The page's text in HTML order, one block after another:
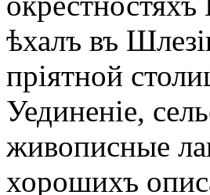
ѣхалъ въ
пріятной
Уединеніе,
живописные
хорошихъ